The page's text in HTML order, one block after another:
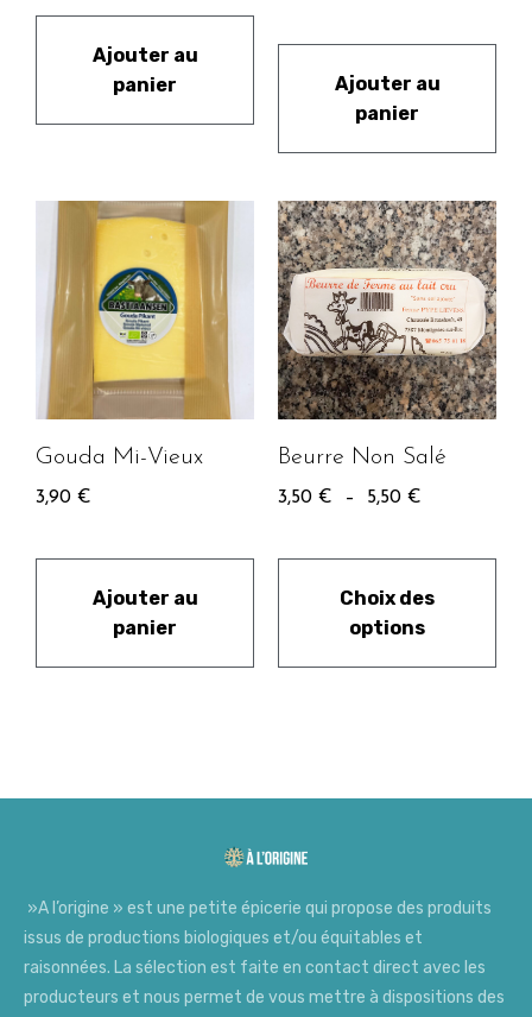
Ajouter au
panier
Ajouter au
panier
Gouda Mi-Vieux
3,90 €
Ajouter au
panier
Beurre Non Salé
3,50 € – 5,50 €
Choix des
options
»A l’origine » est une petite épicerie qui propose des produits
issus de productions biologiques et/ou équitables et
raisonnées. La sélection est faite en contact direct avec les
producteurs et nous permet de vous mettre à dispositions des